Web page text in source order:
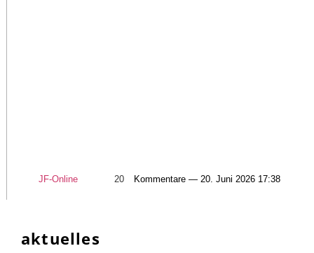
JF-Online 20 Kommentare — 20. Juni 2026 17:38
aktuelles